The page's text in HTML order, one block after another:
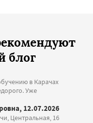
блог
в Карачах
Уже
12.07.2026
Центральная, 16